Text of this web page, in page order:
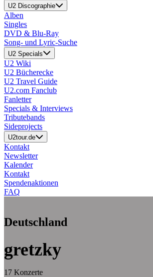
U2 Discographie
Alben
Singles
DVD & Blu-Ray
Song- und Lyric-Suche
U2 Specials
U2 Wiki
U2 Bücherecke
U2 Travel Guide
U2.com Fanclub
Fanletter
Specials & Interviews
Tributebands
Sideprojects
U2tour.de
Kontakt
Newsletter
Kalender
Kontakt
Spendenaktionen
FAQ
Deutschland
gretzky
17 Konzerte